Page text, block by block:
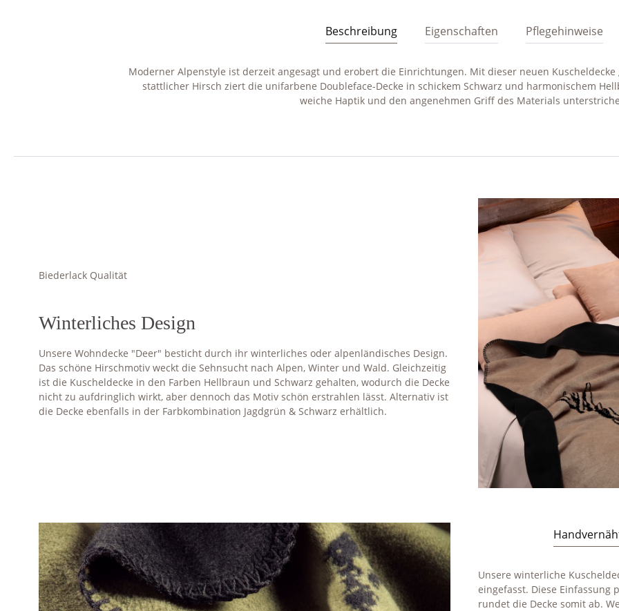
Beschreibung Eigenschaften Pflegehinweise
Moderner Alpenstyle ist derzeit angesagt und erobert die Einrichtungen. Mit dieser neuen
stattlicher Hirsch ziert die unifarbene Doubleface-Decke in schickem Schwarz und harmonischem
weiche Haptik und den angenehmen Griff des Materials
Biederlack Qualität
Winterliches Design
Unsere Wohndecke "Deer" besticht durch ihr winterliches oder alpenländisches Design.
Das schöne Hirschmotiv weckt die Sehnsucht nach Alpen, Winter und Wald. Gleichzeitig
ist die Kuscheldecke in den Farben Hellbraun und Schwarz gehalten, wodurch die Decke
nicht zu aufdringlich wirkt, aber dennoch das Motiv schön erstrahlen lässt. Alternativ ist
die Decke ebenfalls in der Farbkombination Jagdgrün & Schwarz erhältlich.
Unsere winterliche
eingefasst. Diese
rundet die Decke somit ab.